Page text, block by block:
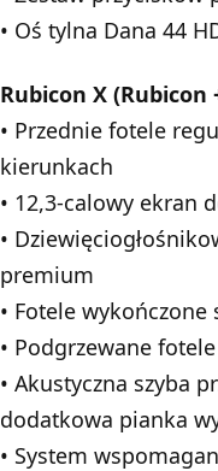
• Oś tylna Dana 44
Rubicon X (Rubicon
• Przednie fotele
kierunkach
• 12,3-calowy ekran
•
premium
• Fotele wykończone
• Podgrzewane
• Akustyczna szyba
dodatkowa pianka
• System